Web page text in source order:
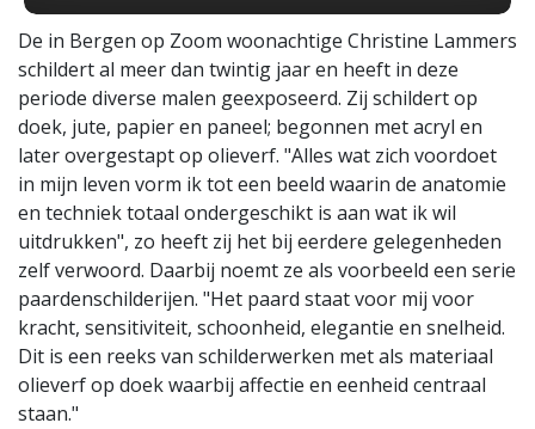
De in Bergen op Zoom woonachtige Christine Lammers
schildert al meer dan twintig jaar en heeft in deze
periode diverse malen geexposeerd. Zij schildert op
doek, jute, papier en paneel; begonnen met acryl en
later overgestapt op olieverf. "Alles wat zich voordoet
in mijn leven vorm ik tot een beeld waarin de anatomie
en techniek totaal ondergeschikt is aan wat ik wil
uitdrukken", zo heeft zij het bij eerdere gelegenheden
zelf verwoord. Daarbij noemt ze als voorbeeld een serie
paardenschilderijen. "Het paard staat voor mij voor
kracht, sensitiviteit, schoonheid, elegantie en snelheid.
Dit is een reeks van schilderwerken met als materiaal
olieverf op doek waarbij affectie en eenheid centraal
staan."